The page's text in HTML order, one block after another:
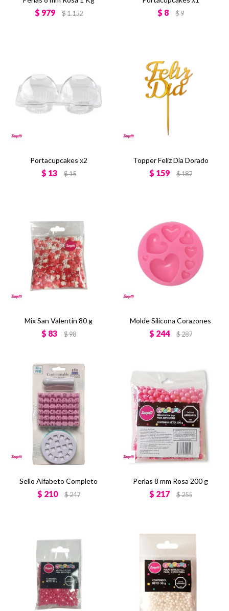
$ 979 $1.152 $ 8 $9
Portacupcakes x2
$ 13 $15
Topper Feliz Día Dorado
$ 159 $187
Mix San Valentin 80 g
$ 83 $98
Molde Silicona Corazones
$ 244 $287
Sello Alfabeto Completo
$ 210 $247
Perlas 8 mm Rosa 200 g
$ 217 $255